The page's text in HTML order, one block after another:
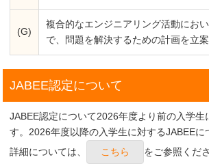
(G)
複合的なエンジニアリング活動にお
で、問題を解決するための計画を立
JABEE認定について
JABEE認定について2026年度より前の入学
す。2026年度以降の入学生に対するJABEEに
詳細については、
こちら をご参照くださ